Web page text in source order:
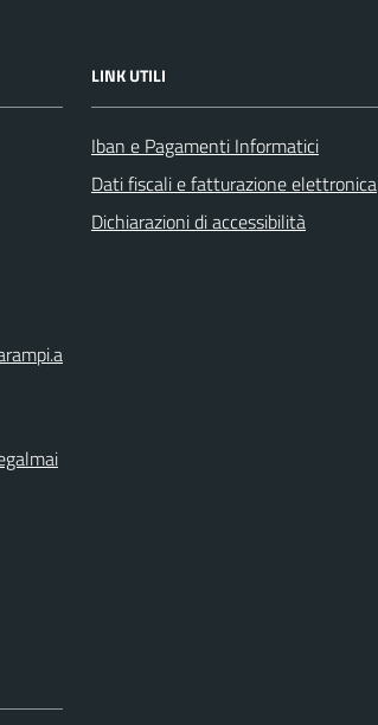
LINK UTILI
Iban e Pagamenti Informatici
Dati fiscali e fatturazione elettronica
Dichiarazioni di accessibilità